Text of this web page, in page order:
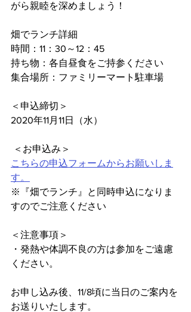
がら親睦を深めましょう！
畑でランチ詳細
時間：11：30～12：45
持ち物：各自昼食をご持参ください
集合場所：ファミリーマート駐車場
＜申込締切＞
2020年11月11日（水）
＜お申込み＞
こちらの申込フォームからお願いしま
す。
※『畑でランチ』と同時申込になりま
すのでご注意ください
＜注意事項＞
・発熱や体調不良の方は参加をご遠慮
ください。
お申し込み後、11/8頃に当日のご案内を
お送りいたします。